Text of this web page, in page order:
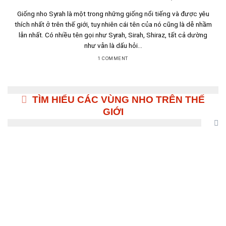
Giống nho Syrah là một trong những giống nổi tiếng và được yêu
thích nhất ở trên thế giới, tuy nhiên cái tên của nó cũng là dễ nhầm
lẫn nhất. Có nhiều tên gọi như Syrah, Sirah, Shiraz, tất cả dường
như vẫn là dấu hỏi...
1 COMMENT
TÌM HIỂU CÁC VÙNG NHO TRÊN THẾ
GIỚI